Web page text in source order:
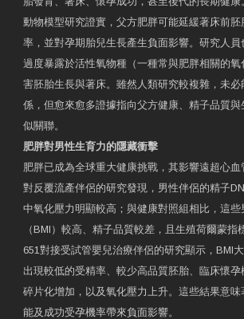
動物模型研究證實，父方肥胖可能延緩著床前
率，並對孕期胎兒生長產生負面影響。研究人
過度暴露於活性氧物種（一種常與肥胖相關的
害胚胎生長與著床。雖然人類研究較複雜，未必
係，但愈來愈多證據指向父方健康、精子品質
似關聯。
肥胖對男性生育力的隱藏衝擊
肥胖已成為全球重大健康挑戰，其影響遠超心
對反覆流產伴侶的研究發現，男性伴侶的精子
中氧化壓力明顯較高；與健康對照組相比，這些
（BMI）較高、精子品質較差，且生殖荷爾蒙指
651對接受試管嬰兒治療伴侶的研究顯示，BMI
出現較低的受精率、較少高品質胚胎、臨床懷
碎片化增加，以及氧化壓力上升。這些結果意
能及成功受孕機率帶來負面影響。